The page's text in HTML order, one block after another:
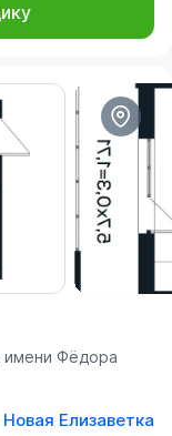
имени Фёдора
Новая Елизаветка